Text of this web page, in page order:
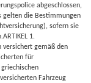
abgeschlossen,
gelten die Bestimmungen
sofern sie
1.
versichert gemäß den
für
Fahrzeug